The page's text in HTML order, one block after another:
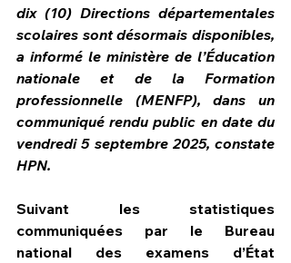
HPN Live
dix (10) Directions départementales
scolaires sont désormais disponibles,
a informé le ministère de l’Éducation
nationale et de la Formation
professionnelle (MENFP), dans un
communiqué rendu public en date du
vendredi 5 septembre 2025, constate
HPN.
Suivant les statistiques
communiquées par le Bureau
national des examens d’État